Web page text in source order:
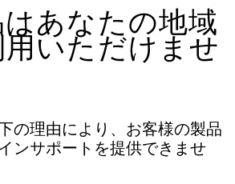
はあなたの地域
いただけませ
の理由により、お客様の製品
ンサポートを提供できませ